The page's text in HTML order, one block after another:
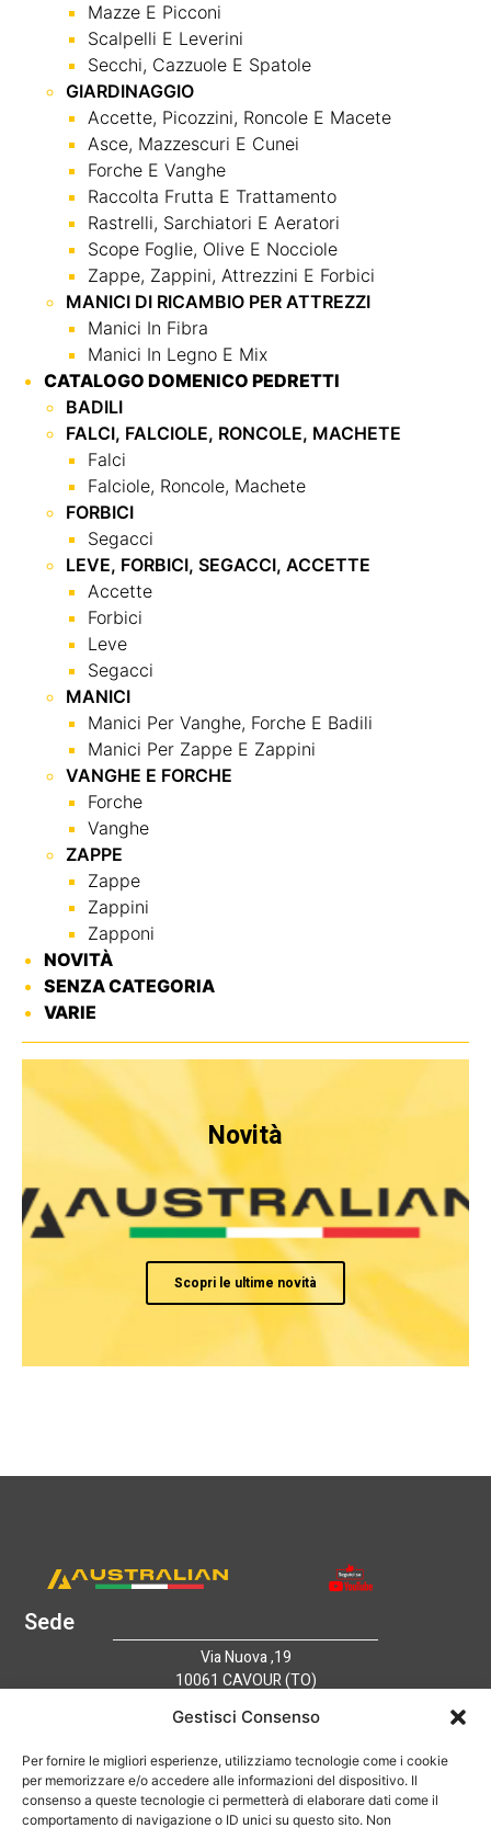
Gestisci Consenso
Per fornire le migliori esperienze, utilizziamo tecnologie come i cookie
per memorizzare e/o accedere alle informazioni del dispositivo. Il
consenso a queste tecnologie ci permetterà di elaborare dati come il
comportamento di navigazione o ID unici su questo sito. Non
Mazze E Picconi
Scalpelli E Leverini
Secchi, Cazzuole E Spatole
GIARDINAGGIO
Accette, Picozzini, Roncole E Macete
Asce, Mazzescuri E Cunei
Forche E Vanghe
Raccolta Frutta E Trattamento
Rastrelli, Sarchiatori E Aeratori
Scope Foglie, Olive E Nocciole
Zappe, Zappini, Attrezzini E Forbici
MANICI DI RICAMBIO PER ATTREZZI
Manici In Fibra
Manici In Legno E Mix
CATALOGO DOMENICO PEDRETTI
BADILI
FALCI, FALCIOLE, RONCOLE, MACHETE
Falci
Falciole, Roncole, Machete
FORBICI
Segacci
LEVE, FORBICI, SEGACCI, ACCETTE
Accette
Forbici
Leve
Segacci
MANICI
Manici Per Vanghe, Forche E Badili
Manici Per Zappe E Zappini
VANGHE E FORCHE
Forche
Vanghe
ZAPPE
Zappe
Zappini
Zapponi
NOVITÀ
SENZA CATEGORIA
VARIE
Novità
Scopri le ultime novità
Sede
Via Nuova ,19
10061 CAVOUR (TO)
Italy
Home
Azienda
Catalogo